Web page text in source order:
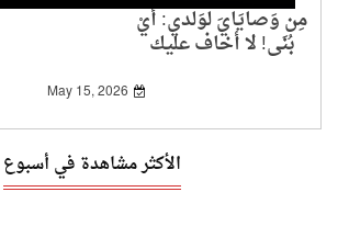
مِن وَصايَايَ لوَلدي: أيْ
بُنَي! لا أخاف عليك
الباطل المحض!
May 15, 2026
الأكثر مشاهدة في أسبوع